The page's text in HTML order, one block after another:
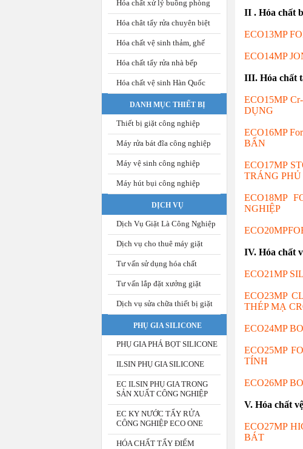
Hóa chất xử lý buồng phòng
Hóa chât tẩy rửa chuyên biệt
Hóa chất vệ sinh thảm, ghế
Hóa chất tẩy rửa nhà bếp
Hóa chất vệ sinh Hàn Quốc
DANH MỤC THIẾT BỊ
Thiết bị giặt công nghiệp
Máy rửa bát đĩa công nghiệp
Máy vệ sinh công nghiệp
Máy hút bụi công nghiệp
DỊCH VỤ
Dịch Vụ Giặt Là Công Nghiệp
Dịch vụ cho thuê máy giặt
Tư vấn sử dụng hóa chất
Tư vấn lắp đặt xưởng giặt
Dịch vụ sửa chữa thiết bị giặt
PHỤ GIA SILICONE
PHỤ GIA PHÁ BỌT SILICONE
ILSIN PHỤ GIA SILICONE
EC ILSIN PHỤ GIA TRONG
SẢN XUẤT CÔNG NGHIỆP
EC KY NƯỚC TẨY RỬA
CÔNG NGHIỆP ECO ONE
HÓA CHẤT TẨY ĐIỂM
II . Hóa chất
ECO13MP
ECO14MP
III. Hóa chất
ECO15MP
DỤNG
ECO16MP
BẨN
ECO17MP
TRÁNG PHỦ
ECO18MP
NGHIỆP
IV. Hóa chất
ECO21MP
ECO23MP
THÉP MẠ
ECO24MP
ECO25MP
TÍNH
ECO26MP
V. Hóa chất
ECO27MP
BÁT